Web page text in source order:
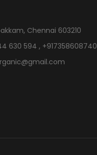
Chennai 603210
630 594 , +917358608740